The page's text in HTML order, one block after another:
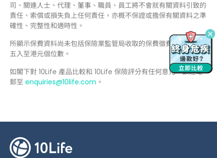
司、關連人士、代理、董事、職員、員工將不會就有關資料引致的
責任、索償或損失負上任何責任，亦概不保證或擔保有關資料之準
確性、完整性和適時性。
所顯示保費資料尚未包括保險業監管局收取的保費徵費，並均四捨
五入至港元個位數。
如閣下對 10Life 產品比較和 10Life 保險評分有任何意見，歡迎電
郵至 enquiries@10life.com 。